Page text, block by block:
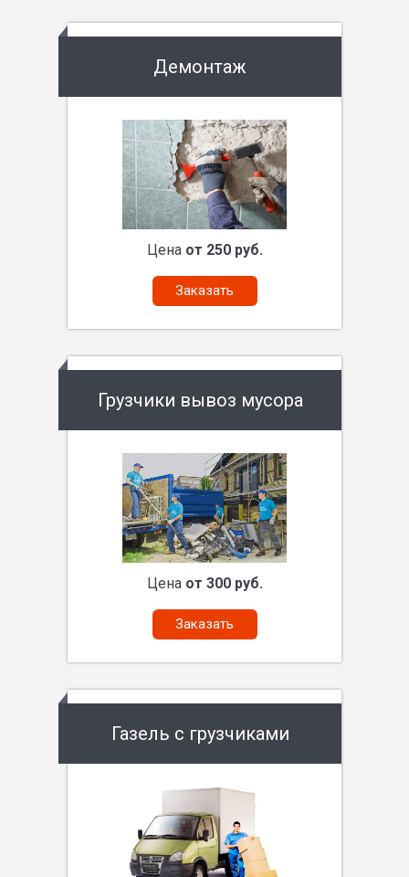
Демонтаж
Цена от 250 руб.
Заказать
Грузчики вывоз мусора
Цена от 300 руб.
Заказать
Газель с грузчиками